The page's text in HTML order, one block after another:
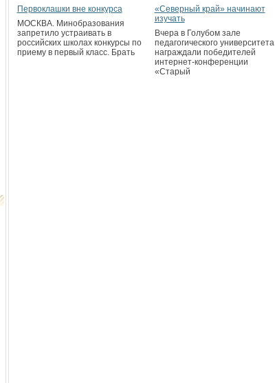
Первоклашки вне конкурса
МОСКВА. Минобразования
запретило устраивать в
российских школах конкурсы по
приему в первый класс. Брать
«Северный край» начинают
изучать
Вчера в Голубом зале
педагогического университета
награждали победителей
интернет-конференции
«Старый